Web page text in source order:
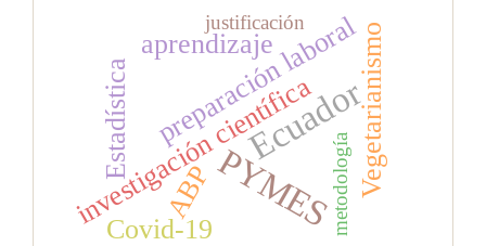
PYMES
Ecuador
investigación científica
preparación laboral
ABP Vegetarianismo
Estadística
aprendizaje
Covid-19 metodología
justificación